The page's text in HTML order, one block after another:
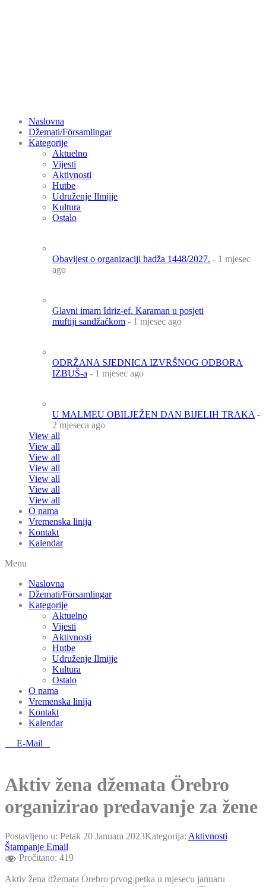
Naslovna
Džemati/Församlingar
Kategorije
Aktuelno
Vijesti
Aktivnosti
Hutbe
Udruženje Ilmijje
Kultura
Ostalo
Obavijest o organizaciji hadža 1448/2027. - 1 mjesec
ago
Glavni imam Idriz-ef. Karaman u posjeti
muftiji sandžačkom - 1 mjesec ago
ODRŽANA SJEDNICA IZVRŠNOG ODBORA
IZBUŠ-a - 1 mjesec ago
U MALMEU OBILJEŽEN DAN BIJELIH TRAKA -
2 mjeseca ago
View all
View all
View all
View all
View all
View all
View all
O nama
Vremenska linija
Kontakt
Kalendar
Menu
Naslovna
Džemati/Församlingar
Kategorije
Aktuelno
Vijesti
Aktivnosti
Hutbe
Udruženje Ilmijje
Kultura
Ostalo
O nama
Vremenska linija
Kontakt
Kalendar
E-Mail
Aktiv žena džemata Örebro
organizirao predavanje za žene
Postavljeno u: Petak 20 Januara 2023Kategorija: Aktivnosti
Štampanje Email
Pročitano: 419
Aktiv žena džemata Örebro prvog petka u mjesecu januaru